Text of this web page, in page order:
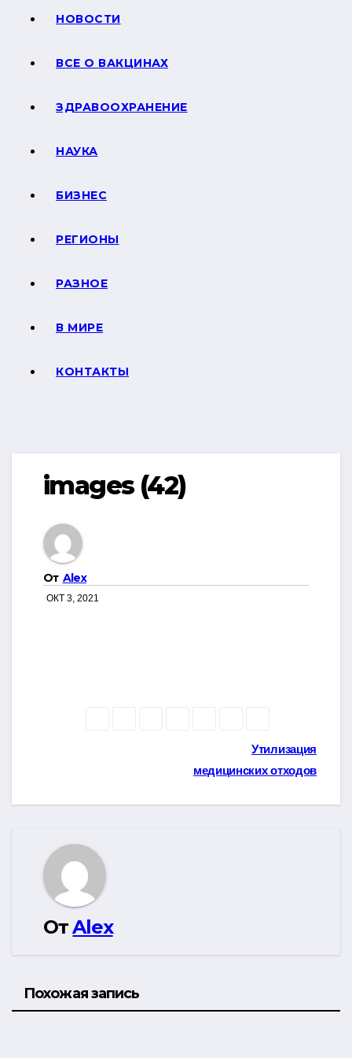
НОВОСТИ
ВСЕ О ВАКЦИНАХ
ЗДРАВООХРАНЕНИЕ
НАУКА
БИЗНЕС
РЕГИОНЫ
РАЗНОЕ
В МИРЕ
КОНТАКТЫ
images (42)
От Alex
ОКТ 3, 2021
Утилизация
медицинских отходов
ОтAlex
Похожая запись